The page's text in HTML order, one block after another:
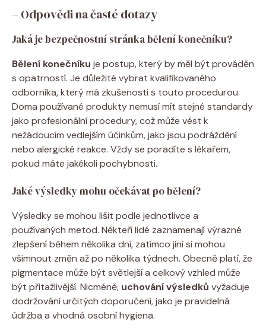
– Odpovědi na časté dotazy
Jaká je bezpečnostní stránka bělení konečníku?
Bělení konečníku je postup, který by měl být prováděn
s opatrností. Je důležité vybrat kvalifikovaného
odborníka, který má zkušenosti s touto procedurou.
Doma používané produkty nemusí mít stejné standardy
jako profesionální procedury, což může vést k
nežádoucím vedlejším účinkům, jako jsou podráždění
nebo alergické reakce. Vždy se poradíte s lékařem,
pokud máte jakékoli pochybnosti.
Jaké výsledky mohu očekávat po bělení?
Výsledky se mohou lišit podle jednotlivce a
používaných metod. Někteří lidé zaznamenají výrazné
zlepšení během několika dní, zatímco jiní si mohou
všimnout změn až po několika týdnech. Obecně platí, že
pigmentace může být světlejší a celkový vzhled může
být přitažlivější. Nicméně, uchování výsledků vyžaduje
dodržování určitých doporučení, jako je pravidelná
údržba a vhodná osobní hygiena.